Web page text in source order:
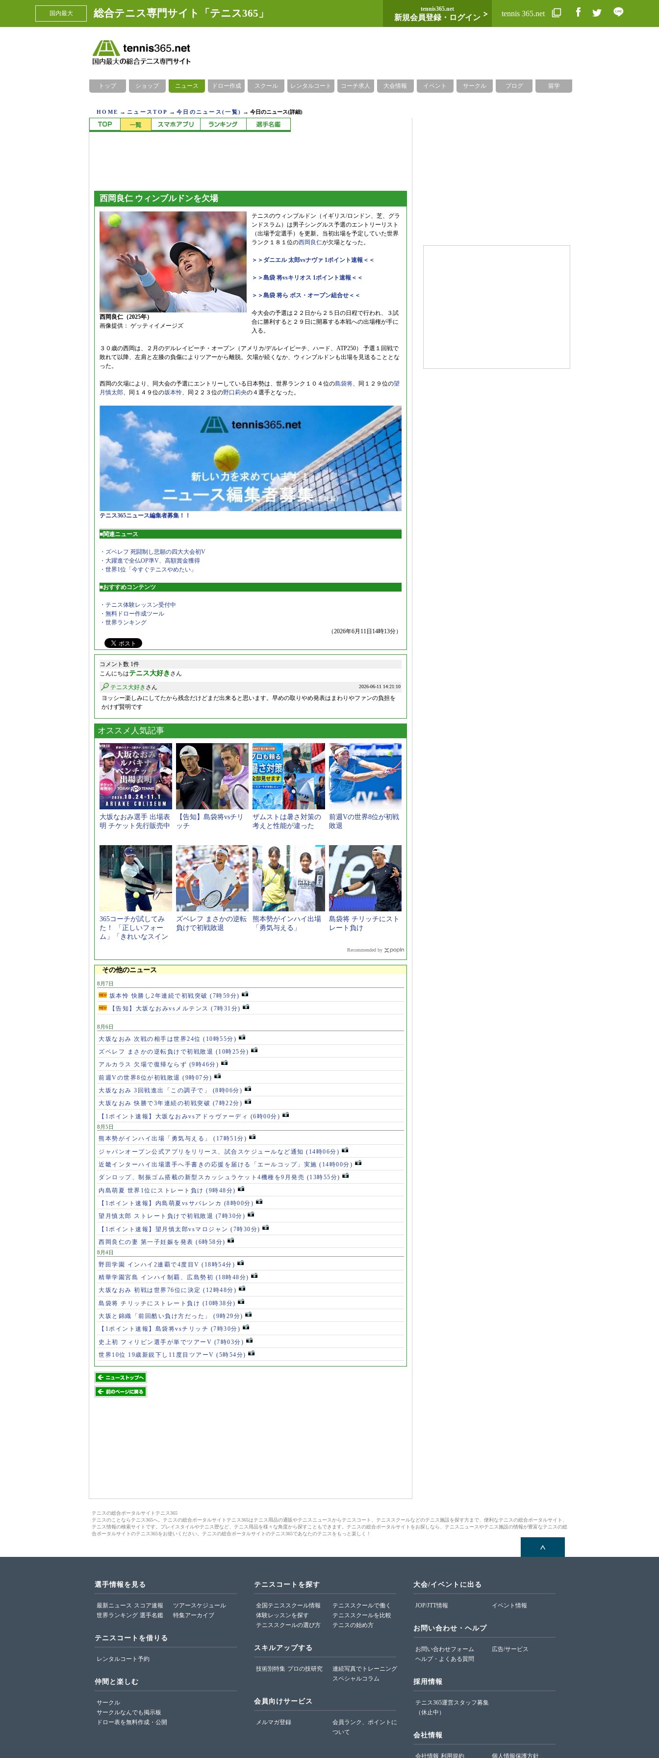
国内最大 総合テニス専門サイト「テニス365」 tennis365.net
新規会員登録・ログイン tennis 365.net
トップ ショップ ニュース ドロー作成 スクール レンタルコート コーチ求人 大会情報 イベント サークル ブログ 留学
HOME → ニュースTOP →今日のニュース(一覧) →今日のニュース(詳細)
西岡良仁 ウィンブルドンを欠場
西岡良仁（2025年）
画像提供： ゲッティイメージズ
テニスのウィンブルドン（イギリス/ロンドン、芝、グラ
ンドスラム）は男子シングルス予選のエントリーリスト
（出場予定選手）を更新。当初出場を予定していた世界
ランク１８１位の西岡良仁が欠場となった。
＞＞ダニエル 太郎vsナヴァ 1ポイント速報＜＜
＞＞島袋 将vsキリオス 1ポイント速報＜＜
＞＞島袋 将ら ボス・オープン組合せ＜＜
今大会の予選は２２日から２５日の日程で行われ、３試
合に勝利すると２９日に開幕する本戦への出場権が手に
入る。
３０歳の西岡は、２月のデルレイビーチ・オープン（アメリカ/デルレイビーチ、ハード、ATP250） 予選１回戦で
敗れて以降、左肩と左膝の負傷によりツアーから離脱。欠場が続くなか、ウィンブルドンも出場を見送ることとな
った。
西岡の欠場により、同大会の予選にエントリーしている日本勢は、世界ランク１０４位の島袋将、同１２９位の望
月慎太郎、同１４９位の坂本怜、同２２３位の野口莉央の４選手となった。
テニス365ニュース編集者募集！！
■関連ニュース
・ズベレフ 死闘制し悲願の四大大会初V
・大躍進で全仏OP準V、高額賞金獲得
・世界1位「今すぐテニスやめたい」
■おすすめコンテンツ
・テニス体験レッスン受付中
・無料ドロー作成ツール
・世界ランキング
（2026年6月11日14時13分）
コメント数 1件
こんにちはテニス大好き さん
2026-06-11 14:21:10
テニス大好き さん
ヨッシー楽しみにしてたから残念だけどまだ出来ると思います。早めの取りやめ発表はまわりやファンの負担を
かけず賢明です
オススメ人気記事
大坂なおみ選手 出場表
明 チケット先行販売中
【告知】島袋将vsチリ
ッチ
ザムストは暑さ対策の
考えと性能が違った
前週Vの世界8位が初戦
敗退
365コーチが試してみ
た！ 「正しいフォー
ム」「きれいなスイン
ズベレフ まさかの逆転
負けで初戦敗退
熊本勢がインハイ出場
「勇気与える」
島袋将 チリッチにスト
レート負け
Recommended by
その他のニュース
8月7日
坂本怜 快勝し2年連続で初戦突破 (7時59分)
【告知】大坂なおみvsメルテンス (7時31分)
8月6日
大坂なおみ 次戦の相手は世界24位 (10時55分)
ズベレフ まさかの逆転負けで初戦敗退 (10時25分)
アルカラス 欠場で復帰ならず (9時46分)
前週Vの世界8位が初戦敗退 (9時07分)
大坂なおみ 3回戦進出「この調子で」 (8時06分)
大坂なおみ 快勝で3年連続の初戦突破 (7時22分)
【1ポイント速報】大坂なおみvsアドゥヴァーディ (6時00分)
8月5日
熊本勢がインハイ出場「勇気与える」 (17時51分)
ジャパンオープン公式アプリをリリース、試合スケジュールなど通知 (14時06分)
近畿インターハイ出場選手へ手書きの応援を届ける「エールコップ」実施 (14時00分)
ダンロップ、制振ゴム搭載の新型スカッシュラケット4機種を9月発売 (13時55分)
内島萌夏 世界1位にストレート負け (9時48分)
【1ポイント速報】内島萌夏vsサバレンカ (8時00分)
望月慎太郎 ストレート負けで初戦敗退 (7時30分)
【1ポイント速報】望月慎太郎vsマロジャン (7時30分)
西岡良仁の妻 第一子妊娠を発表 (6時58分)
8月4日
野田学園 インハイ2連覇で4度目V (18時54分)
精華学園宮島 インハイ制覇、広島勢初 (18時48分)
大坂なおみ 初戦は世界76位に決定 (12時48分)
島袋将 チリッチにストレート負け (10時38分)
大坂と錦織「前回酷い負け方だった」 (9時29分)
【1ポイント速報】島袋将vsチリッチ (7時30分)
史上初 フィリピン選手が単でツアーV (7時03分)
世界10位 19歳新鋭下し11度目ツアーV (5時54分)
テニスの総合ポータルサイトテニス365
テニスのことならテニス365へ。テニスの総合ポータルサイトテニス365はテニス用品の通販やテニスニュースからテニスコート、テニススクールなどのテニス施設を探す方まで、便利なテニスの総合ポータルサイト、
テニス情報の検索サイトです。プレイスタイルやテニス歴など、テニス用品を様々な角度から探すこともできます。テニスの総合ポータルサイトをお探しなら、テニスニュースやテニス施設の情報が豊富なテニスの総
合ポータルサイトのテニス365をお使いください。テニスの総合ポータルサイトのテニス365であなたのテニスをもっと楽しく！
選手情報を見る
最新ニュース スコア速報
世界ランキング 選手名鑑
ツアースケジュール
特集アーカイブ
テニスコートを借りる
レンタルコート予約
仲間と楽しむ
サークル
サークルなんでも掲示板
ドロー表を無料作成・公開
テニスコートを探す
全国テニススクール情報
体験レッスンを探す
テニススクールの選び方
テニススクールで働く
テニススクールを比較
テニスの始め方
スキルアップする
技術別特集 プロの技研究
連続写真でトレーニング
スペシャルコラム
会員向けサービス
メルマガ登録
会員ランク、ポイントに
ついて
大会/イベントに出る
JOP/JTT情報 イベント情報
お問い合わせ・ヘルプ
お問い合わせフォーム
ヘルプ・よくある質問
広告/サービス
採用情報
テニス365運営スタッフ募集
（休止中）
会社情報
会社情報 利用規約 個人情報保護方針